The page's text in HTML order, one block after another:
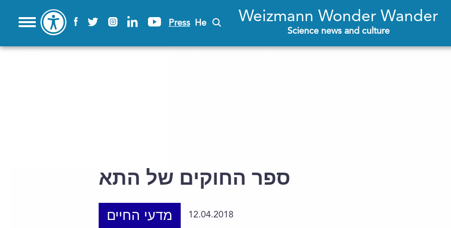
Press He Weizmann Wonder Wander
Science news and culture
ספר החוקים של התא
מדעי החיים 12.04.2018